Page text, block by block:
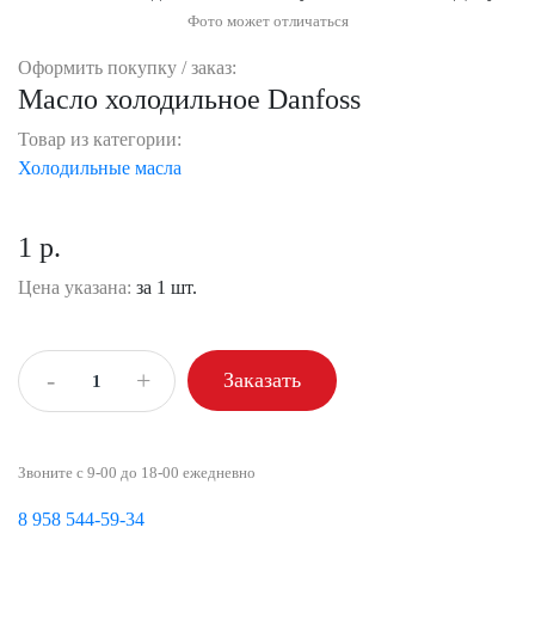
Фото может отличаться
Оформить покупку / заказ:
Масло холодильное Danfoss
Товар из категории:
Холодильные масла
1 р.
Цена указана: за 1 шт.
- + Заказать
Звоните с 9-00 до 18-00 ежедневно
8 958 544-59-34